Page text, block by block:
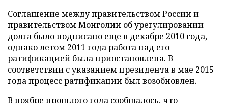
Соглашение между правительством России и
правительством Монголии об урегулировании
долга было подписано еще в декабре 2010 года,
однако летом 2011 года работа над его
ратификацией была приостановлена. В
соответствии с указанием президента в мае 2015
года процесс ратификации был возобновлен.
В ноябре прошлого года сообщалось, что